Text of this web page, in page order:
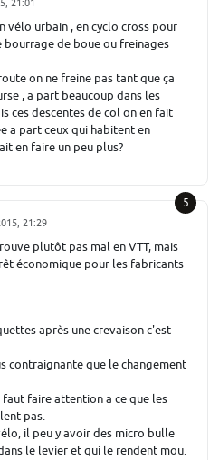
21:01
vélo urbain , en cyclo cross pour
bourrage de boue ou freinages
on ne freine pas tant que ça
, a part beaucoup dans les
ces descentes de col on en fait
a part ceux qui habitent en
en faire un peu plus?
5
21:29
plutôt pas mal en VTT, mais
économique pour les fabricants
après une crevaison c'est
contraignante que le changement
faire attention a ce que les
pas.
il peu y avoir des micro bulle
le levier et qui le rendent mou.